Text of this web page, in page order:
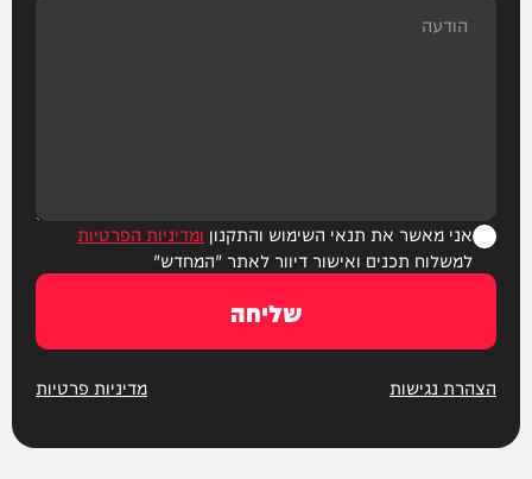
אני מאשר את תנאי השימוש והתקנון ומדיניות הפרטיות
למשלוח תכנים ואישור דיוור לאתר "המחדש"
שליחה
הצהרת נגישות מדיניות פרטיות